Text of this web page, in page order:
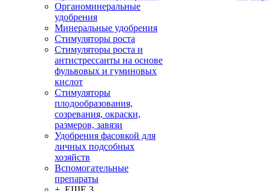
Органоминеральные
удобрения
Минеральные удобрения
Стимуляторы роста
Стимуляторы роста и
антистрессанты на основе
фульвовых и гуминовых
кислот
Стимуляторы
плодообразования,
созревания, окраски,
размеров, завязи
Удобрения фасовкой для
личных подсобных
хозяйств
Вспомогательные
препараты